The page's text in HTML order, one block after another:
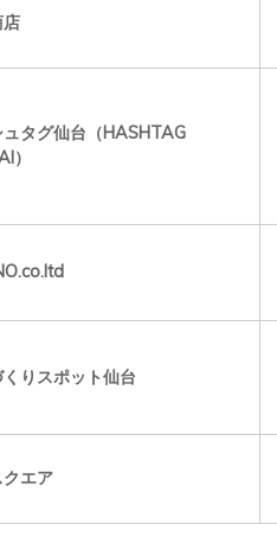
店
ュタグ仙台（HASHTAG
）
くりスポット仙台
エア